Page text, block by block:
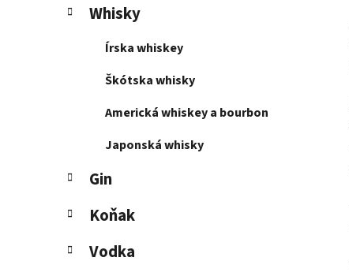
ý
ó
Whisky
Írska whiskey
Škótska whisky
Americká whiskey a bourbon
Japonská whisky
Gin
Koňak
Vodka